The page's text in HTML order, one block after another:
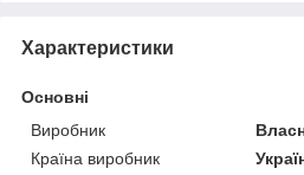
Характеристики
Основні
Виробник
Країна виробник